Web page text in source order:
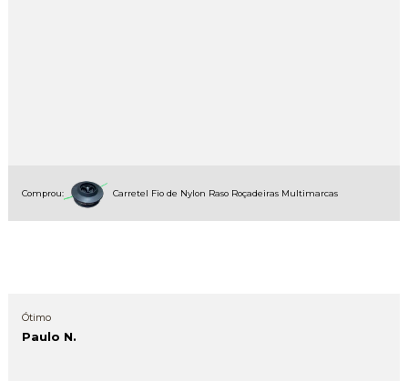
Comprou: Carretel Fio de Nylon Raso Roçadeiras Multimarcas
Ótimo
Paulo N.